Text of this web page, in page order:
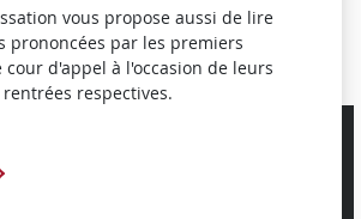
vous propose aussi de lire
prononcées par les premiers
d'appel à l'occasion de leurs
respectives.